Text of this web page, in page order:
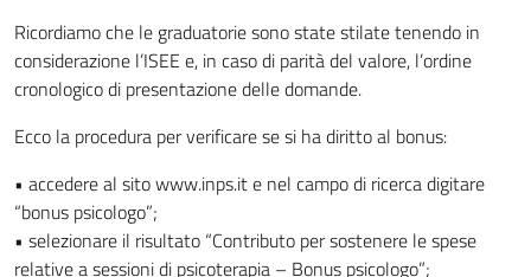
Ricordiamo che le graduatorie sono state stilate tenendo in
considerazione l’ISEE e, in caso di parità del valore, l’ordine
cronologico di presentazione delle domande.
Ecco la procedura per verificare se si ha diritto al bonus:
•⁠ ⁠accedere al sito www.inps.it e nel campo di ricerca digitare
“bonus psicologo”;
•⁠ ⁠selezionare il risultato “Contributo per sostenere le spese
relative a sessioni di psicoterapia – Bonus psicologo”;